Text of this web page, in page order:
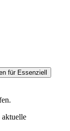
für Essenziell